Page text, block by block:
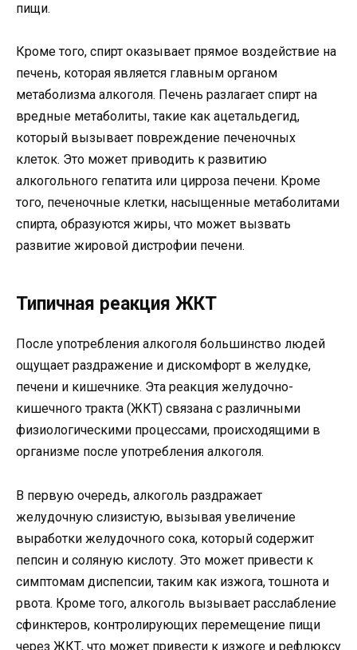
пищи.
Кроме того, спирт оказывает прямое воздействие на
печень, которая является главным органом
метаболизма алкоголя. Печень разлагает спирт на
вредные метаболиты, такие как ацетальдегид,
который вызывает повреждение печеночных
клеток. Это может приводить к развитию
алкогольного гепатита или цирроза печени. Кроме
того, печеночные клетки, насыщенные метаболитами
спирта, образуются жиры, что может вызвать
развитие жировой дистрофии печени.
Типичная реакция ЖКТ
После употребления алкоголя большинство людей
ощущает раздражение и дискомфорт в желудке,
печени и кишечнике. Эта реакция желудочно-
кишечного тракта (ЖКТ) связана с различными
физиологическими процессами, происходящими в
организме после употребления алкоголя.
В первую очередь, алкоголь раздражает
желудочную слизистую, вызывая увеличение
выработки желудочного сока, который содержит
пепсин и соляную кислоту. Это может привести к
симптомам диспепсии, таким как изжога, тошнота и
рвота. Кроме того, алкоголь вызывает расслабление
сфинктеров, контролирующих перемещение пищи
через ЖКТ, что может привести к изжоге и рефлюксу